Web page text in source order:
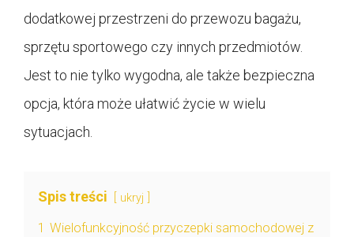
dodatkowej przestrzeni do przewozu bagażu,
sprzętu sportowego czy innych przedmiotów.
Jest to nie tylko wygodna, ale także bezpieczna
opcja, która może ułatwić życie w wielu
sytuacjach.
Spis treści ukryj
1 Wielofunkcyjność przyczepki samochodowej z